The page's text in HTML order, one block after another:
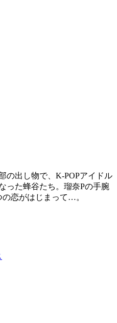
の出し物で、K-POPアイドル
った蜂谷たち。瑠奈Pの手腕
恋がはじまって…。